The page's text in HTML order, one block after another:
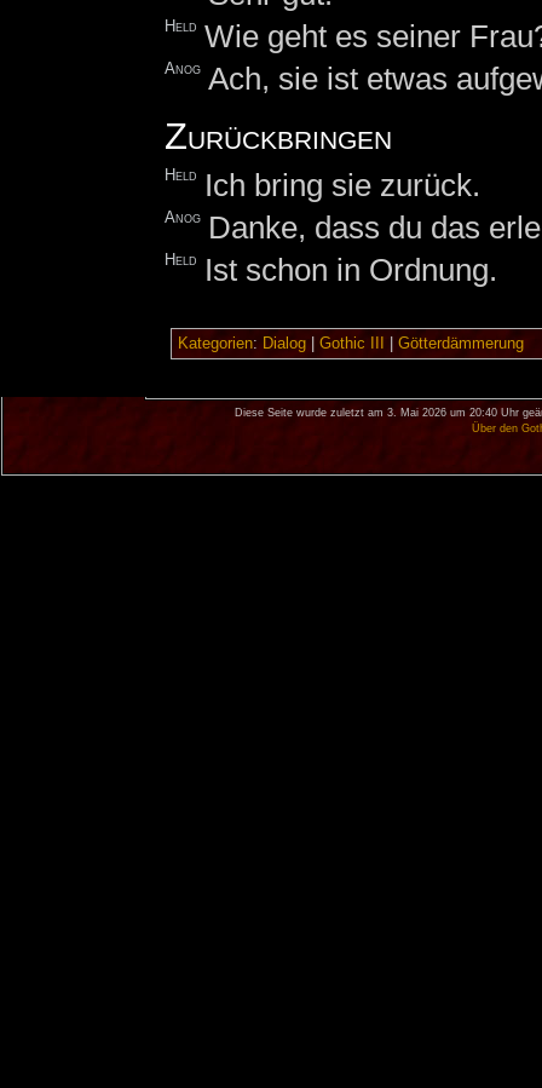
Held Wie geht es seiner
Anog Ach, sie ist etwas
Zurückbringen
Held Ich bring sie zurück.
Anog Danke, dass du das
Held Ist schon in Ordnung.
Kategorien: Dialog| Gothic III Götterdämmerung
Diese Seite wurde zuletzt am 3. Mai 2026 um 20:40 Uhr
Über den